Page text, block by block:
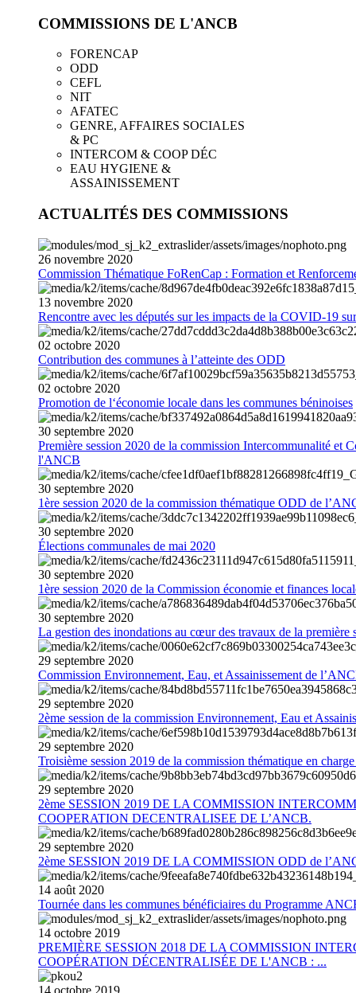
COMMISSIONS DE L'ANCB
FORENCAP
ODD
CEFL
NIT
AFATEC
GENRE, AFFAIRES SOCIALES
& PC
INTERCOM & COOP DÉC
EAU HYGIENE &
ASSAINISSEMENT
ACTUALITÉS DES COMMISSIONS
26 novembre 2020
Commission Thématique FoRenCap : Formation et
13 novembre 2020
Rencontre avec les députés sur les impacts de la COVID-19
02 octobre 2020
Contribution des communes à l’atteinte des ODD
02 octobre 2020
Promotion de l‘économie locale dans les communes béninoises
30 septembre 2020
Première session 2020 de la commission Intercommunalité et
l'ANCB
30 septembre 2020
1ère session 2020 de la commission thématique ODD de
30 septembre 2020
Élections communales de mai 2020
30 septembre 2020
1ère session 2020 de la Commission économie et finances
30 septembre 2020
La gestion des inondations au cœur des travaux de la première
29 septembre 2020
Commission Environnement, Eau, et Assainissement de
29 septembre 2020
2ème session de la commission Environnement, Eau et
29 septembre 2020
Troisième session 2019 de la commission thématique en
29 septembre 2020
2ème SESSION 2019 DE LA COMMISSION
COOPERATION DECENTRALISEE DE L’ANCB.
29 septembre 2020
2ème SESSION 2019 DE LA COMMISSION ODD de
14 août 2020
Tournée dans les communes bénéficiaires du Programme
14 octobre 2019
PREMIÈRE SESSION 2018 DE LA COMMISSION
COOPÉRATION DÉCENTRALISÉE DE L'ANCB : ...
14 octobre 2019